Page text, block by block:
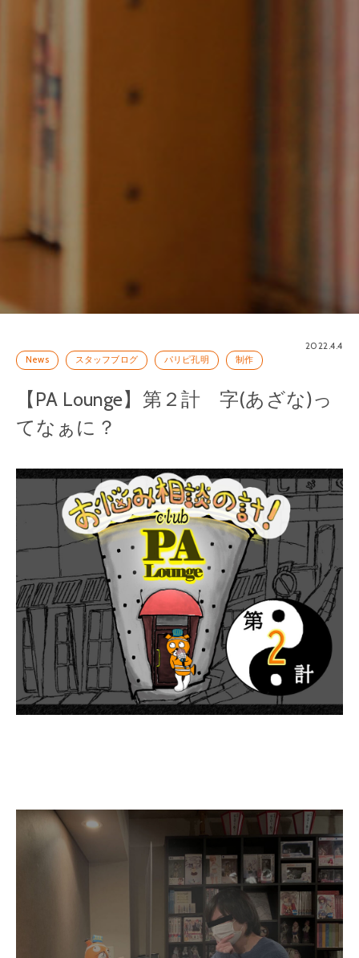
2022.4.4
News
スタッフブログ パリピ孔明 制作
【PA Lounge】第２計 字(あざな)っ
てなぁに？